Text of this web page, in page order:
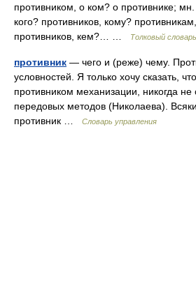
противником, о ком? о противнике;
кого? противников, кому?
противников, кем?… …
Толковый
противник — чего и (реже) чему.
условностей. Я только хочу сказать,
противником механизации, никогда не
передовых методов (Николаева).
противник …
Словарь управления